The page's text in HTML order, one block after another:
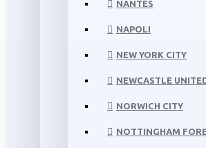
NANTES
NAPOLI
NEW YORK CITY
NEWCASTLE
NORWICH CITY
NOTTINGHAM